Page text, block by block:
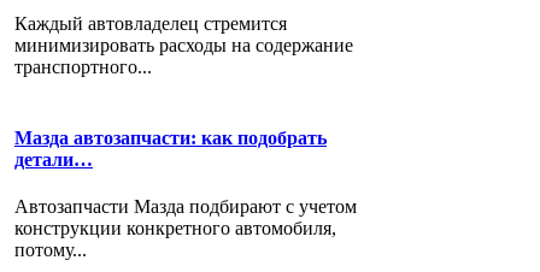
Каждый автовладелец стремится
минимизировать расходы на содержание
транспортного...
Мазда автозапчасти: как подобрать
детали…
Автозапчасти Мазда подбирают с учетом
конструкции конкретного автомобиля,
потому...